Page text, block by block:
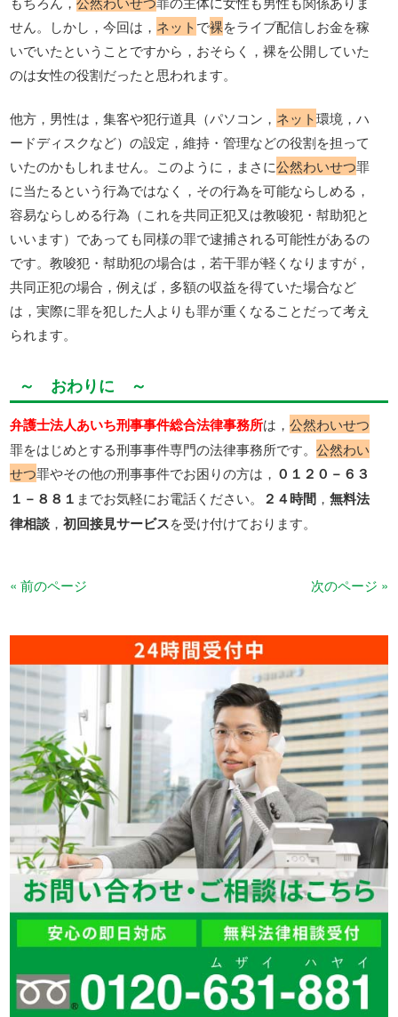
せん。しかし，今回は， ネットで裸をライブ配信しお金を稼
いでいたということですから，おそらく，裸を公開していた
のは女性の役割だったと思われます。
他方，男性は，集客や犯行道具（パソコン， ネット環境，ハ
ードディスクなど）の設定，維持・管理などの役割を担って
いたのかもしれません。このように，まさに公然わいせつ罪
に当たるという行為ではなく，その行為を可能ならしめる，
容易ならしめる行為（これを共同正犯又は教唆犯・幇助犯と
いいます）であっても同様の罪で逮捕される可能性があるの
です。教唆犯・幇助犯の場合は，若干罪が軽くなりますが，
共同正犯の場合，例えば，多額の収益を得ていた場合など
は，実際に罪を犯した人よりも罪が重くなることだって考え
られます。
～ おわりに ～
弁護士法人あいち刑事事件総合法律事務所は，公然わいせつ
罪をはじめとする刑事事件専門の法律事務所です。公然わい
せつ罪やその他の刑事事件でお困りの方は， ０１２０－６３
１－８８１ までお気軽にお電話ください。 ２４時間 ，無料法
律相談 ，初回接見サービスを受け付けております。
« 前のページ 次のページ »